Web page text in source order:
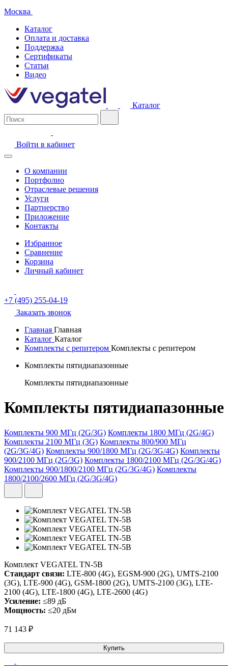
Москва
Каталог
Оплата и доставка
Поддержка
Сертификаты
Статьи
Видео
Каталог
Войти в кабинет
О компании
Портфолио
Отраслевые решения
Услуги
Партнерство
Приложение
Контакты
Избранное
Сравнение
Корзина
Личный кабинет
+7 (495) 255-04-19
Заказать звонок
Главная Главная
Каталог Каталог
Комплекты с репитером Комплекты с репитером
Комплекты пятидиапазонные
Комплекты пятидиапазонные
Комплекты пятидиапазонные
Комплекты 900 МГц (2G/3G) Комплекты 1800 МГц (2G/4G)
Комплекты 2100 МГц (3G) Комплекты 800/900 МГц
(2G/3G/4G) Комплекты 900/1800 МГц (2G/3G/4G) Комплекты
900/2100 МГц (2G/3G) Комплекты 1800/2100 МГц (2G/3G/4G)
Комплекты 900/1800/2100 МГц (2G/3G/4G) Комплекты
1800/2100/2600 МГц (2G/3G/4G)
Комплект VEGATEL TN-5B
Стандарт связи: LTE-800 (4G), EGSM-900 (2G), UMTS-2100
(3G), LTE-900 (4G), GSM-1800 (2G), UMTS-2100 (3G), LTE-
2100 (4G), LTE-1800 (4G), LTE-2600 (4G)
Усиление: ≤89 дБ
Мощность: ≤20 дБм
71 143 ₽
Купить